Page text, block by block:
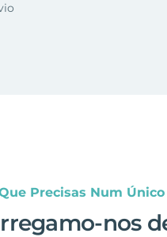
Precisas Num
nos